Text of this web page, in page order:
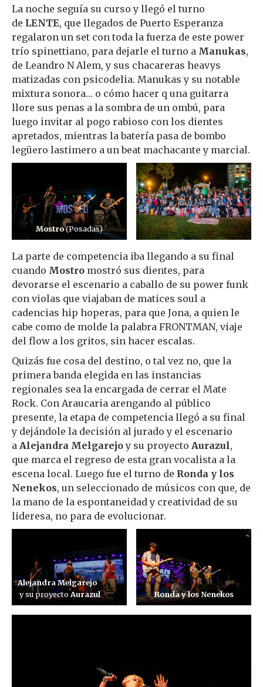
La noche seguía su curso y llegó el turno
de LENTE, que llegados de Puerto Esperanza
regalaron un set con toda la fuerza de este power
trío spinettiano, para dejarle el turno a Manukas,
de Leandro N Alem, y sus chacareras heavys
matizadas con psicodelia. Manukas y su notable
mixtura sonora… o cómo hacer q una guitarra
llore sus penas a la sombra de un ombú, para
luego invitar al pogo rabioso con los dientes
apretados, mientras la batería pasa de bombo
legüero lastimero a un beat machacante y marcial.
Mostro(Posadas)
La parte de competencia iba llegando a su final
cuando Mostro mostró sus dientes, para
devorarse el escenario a caballo de su power funk
con violas que viajaban de matices soul a
cadencias hip hoperas, para que Jona, a quien le
cabe como de molde la palabra FRONTMAN, viaje
del flow a los gritos, sin hacer escalas.
Quizás fue cosa del destino, o tal vez no, que la
primera banda elegida en las instancias
regionales sea la encargada de cerrar el Mate
Rock. Con Araucaria arengando al público
presente, la etapa de competencia llegó a su final
y dejándole la decisión al jurado y el escenario
a Alejandra Melgarejoy su proyecto Aurazul,
que marca el regreso de esta gran vocalista a la
escena local. Luego fue el turno de Ronda y los
Nenekos, un seleccionado de músicos con que, de
la mano de la espontaneidad y creatividad de su
lideresa, no para de evolucionar.
Alejandra Melgarejo
y su proyectoAurazul Ronda y los Nenekos